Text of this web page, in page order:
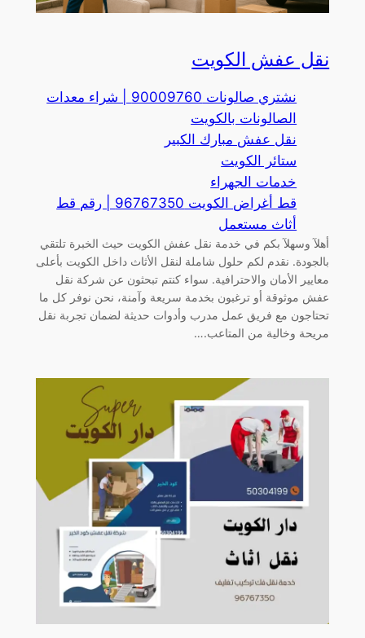
نقل عفش الكويت
نشتري صالونات 90009760 | شراء معدات
الصالونات بالكويت
نقل عفش مبارك الكبير
ستائر الكويت
خدمات الجهراء
قط أغراض الكويت 96767350 | رقم قط
أثاث مستعمل
أهلآ وسهلآ بكم في خدمة نقل عفش الكويت حيث الخبرة تلتقي
بالجودة. نقدم لكم حلول شاملة لنقل الأثاث داخل الكويت بأعلى
معايير الأمان والاحترافية. سواء كنتم تبحثون عن شركة نقل
عفش موثوقة أو ترغبون بخدمة سريعة وآمنة، نحن نوفر كل ما
تحتاجون مع فريق عمل مدرب وأدوات حديثة لضمان تجربة نقل
مريحة وخالية من المتاعب.…